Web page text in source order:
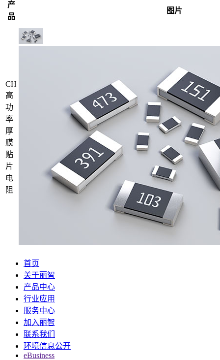
产
品
图片
CH
高
功
率
厚
膜
贴
片
电
阻
首页
关于丽智
产品中心
行业应用
服务中心
加入丽智
联系我们
环境信息公开
eBusiness